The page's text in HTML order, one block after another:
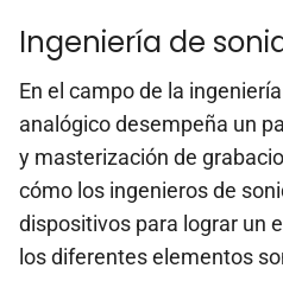
Ingeniería de
En el campo de la
analógico desempeña un
y masterización de
cómo los ingenieros de
dispositivos para lograr un
los diferentes elementos